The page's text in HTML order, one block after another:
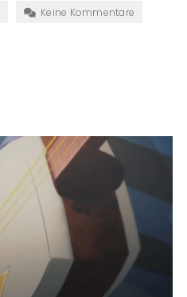
Keine Kommentare